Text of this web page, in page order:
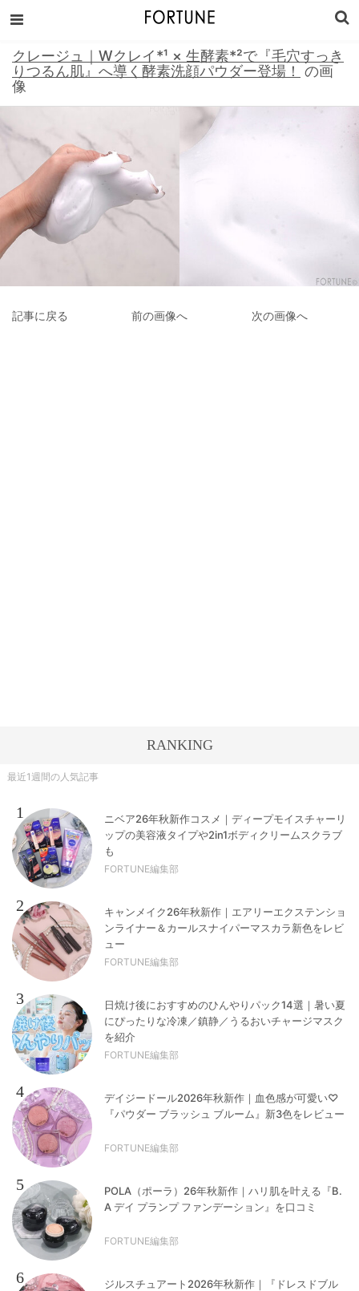
クレージュ｜Wクレイ*¹ × 生酵素*²で『毛穴すっき
りつるん肌』へ導く酵素洗顔パウダー登場！
の画
像
記事に戻る 前の画像へ 次の画像へ
RANKING
最近1週間の人気記事
1
ニベア26年秋新作コスメ｜ディープモイスチャーリ
ップの美容液タイプや2in1ボディクリームスクラブ
も
FORTUNE編集部
2
キャンメイク26年秋新作｜エアリーエクステンショ
ンライナー＆カールスナイパーマスカラ新色をレビ
ュー
FORTUNE編集部
3
日焼け後におすすめのひんやりパック14選｜暑い夏
にぴったりな冷凍／鎮静／うるおいチャージマスク
を紹介
FORTUNE編集部
4
デイジードール2026年秋新作｜血色感が可愛い♡
『パウダー ブラッシュ ブルーム』新3色をレビュー
FORTUNE編集部
5
POLA（ポーラ）26年秋新作｜ハリ肌を叶える『B.
A デイ プランプ ファンデーション』を口コミ
FORTUNE編集部
6
ジルスチュアート2026年秋新作｜『ドレスドブル